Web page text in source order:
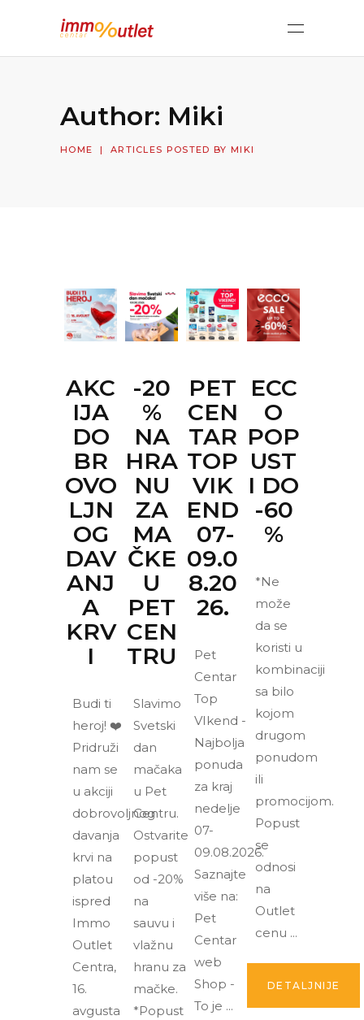
Author: Miki
HOME | ARTICLES POSTED BY MIKI
AKC
IJA
DO
BR
OVO
LJN
OG
DAV
ANJ
A
KRV
I
Budi ti
heroj! ❤️
Pridruži
nam se
u akciji
dobrovoljnog
davanja
krvi na
platou
ispred
Immo
Outlet
Centra,
16.
avgusta
-20
%
NA
HRA
NU
ZA
MA
ČKE
U
PET
CEN
TRU
Slavimo
Svetski
dan
mačaka
u Pet
Centru.
Ostvarite
popust
od -20%
na
sauvu i
vlažnu
hranu za
mačke.
*Popust
PET
CEN
TAR
TOP
VIK
END
07-
09.0
8.20
26.
Pet
Centar
Top
VIkend -
Najbolja
ponuda
za kraj
nedelje
07-
09.08.2026.
Saznajte
više na:
Pet
Centar
web
Shop -
To je
ECC
O
POP
UST
I DO
-60
%
*Ne
može
da se
koristi u
kombinaciji
sa bilo
kojom
drugom
ponudom
ili
promocijom.
Popust
se
odnosi
na
Outlet
cenu
DETALJNIJE